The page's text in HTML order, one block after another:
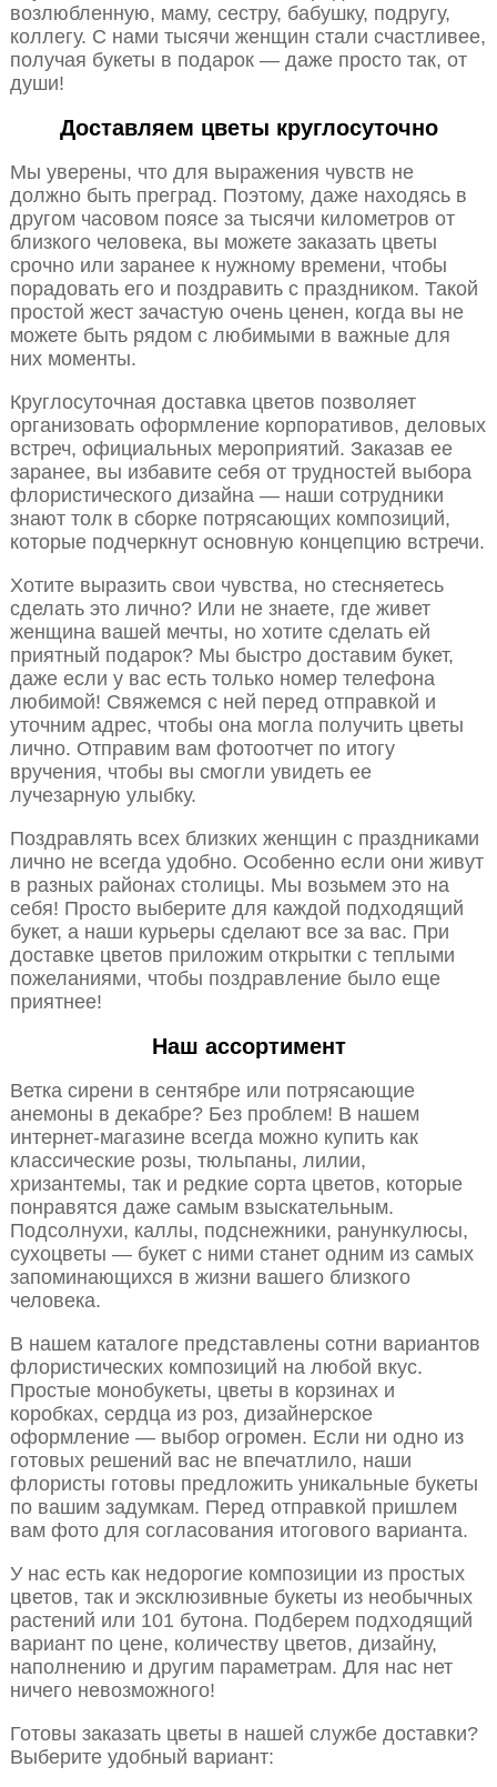
возлюбленную, маму, сестру, бабушку, подругу,
коллегу. С нами тысячи женщин стали счастливее,
получая букеты в подарок — даже просто так, от
души!
Доставляем цветы круглосуточно
Мы уверены, что для выражения чувств не
должно быть преград. Поэтому, даже находясь в
другом часовом поясе за тысячи километров от
близкого человека, вы можете заказать цветы
срочно или заранее к нужному времени, чтобы
порадовать его и поздравить с праздником. Такой
простой жест зачастую очень ценен, когда вы не
можете быть рядом с любимыми в важные для
них моменты.
Круглосуточная доставка цветов позволяет
организовать оформление корпоративов, деловых
встреч, официальных мероприятий. Заказав ее
заранее, вы избавите себя от трудностей выбора
флористического дизайна — наши сотрудники
знают толк в сборке потрясающих композиций,
которые подчеркнут основную концепцию встречи.
Хотите выразить свои чувства, но стесняетесь
сделать это лично? Или не знаете, где живет
женщина вашей мечты, но хотите сделать ей
приятный подарок? Мы быстро доставим букет,
даже если у вас есть только номер телефона
любимой! Свяжемся с ней перед отправкой и
уточним адрес, чтобы она могла получить цветы
лично. Отправим вам фотоотчет по итогу
вручения, чтобы вы смогли увидеть ее
лучезарную улыбку.
Поздравлять всех близких женщин с праздниками
лично не всегда удобно. Особенно если они живут
в разных районах столицы. Мы возьмем это на
себя! Просто выберите для каждой подходящий
букет, а наши курьеры сделают все за вас. При
доставке цветов приложим открытки с теплыми
пожеланиями, чтобы поздравление было еще
приятнее!
Наш ассортимент
Ветка сирени в сентябре или потрясающие
анемоны в декабре? Без проблем! В нашем
интернет-магазине всегда можно купить как
классические розы, тюльпаны, лилии,
хризантемы, так и редкие сорта цветов, которые
понравятся даже самым взыскательным.
Подсолнухи, каллы, подснежники, ранункулюсы,
сухоцветы — букет с ними станет одним из самых
запоминающихся в жизни вашего близкого
человека.
В нашем каталоге представлены сотни вариантов
флористических композиций на любой вкус.
Простые монобукеты, цветы в корзинах и
коробках, сердца из роз, дизайнерское
оформление — выбор огромен. Если ни одно из
готовых решений вас не впечатлило, наши
флористы готовы предложить уникальные букеты
по вашим задумкам. Перед отправкой пришлем
вам фото для согласования итогового варианта.
У нас есть как недорогие композиции из простых
цветов, так и эксклюзивные букеты из необычных
растений или 101 бутона. Подберем подходящий
вариант по цене, количеству цветов, дизайну,
наполнению и другим параметрам. Для нас нет
ничего невозможного!
Готовы заказать цветы в нашей службе доставки?
Выберите удобный вариант: